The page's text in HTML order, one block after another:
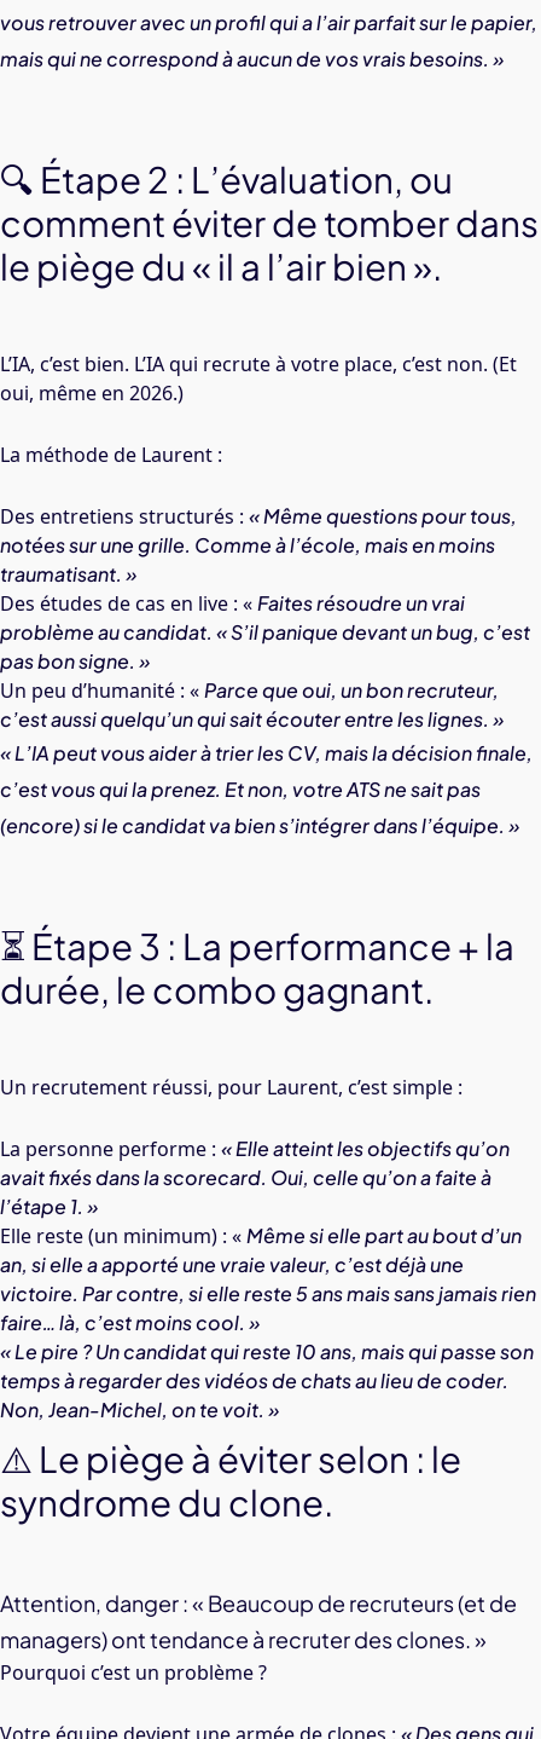
vous retrouver avec un profil qui a l’air parfait sur le papier,
mais qui ne correspond à aucun de vos vrais besoins. »
🔍 Étape 2 : L’évaluation, ou
comment éviter de tomber dans
le piège du « il a l’air bien ».
L’IA, c’est bien. L’IA qui recrute à votre place, c’est non. (Et
oui, même en 2026.)
La méthode de Laurent :
Des entretiens structurés : « Même questions pour tous,
notées sur une grille. Comme à l’école, mais en moins
traumatisant. »
Des études de cas en live : « Faites résoudre un vrai
problème au candidat. « S’il panique devant un bug, c’est
pas bon signe. »
Un peu d’humanité : « Parce que oui, un bon recruteur,
c’est aussi quelqu’un qui sait écouter entre les lignes. »
« L’IA peut vous aider à trier les CV, mais la décision finale,
c’est vous qui la prenez. Et non, votre ATS ne sait pas
(encore) si le candidat va bien s’intégrer dans l’équipe. »
⏳ Étape 3 : La performance + la
durée, le combo gagnant.
Un recrutement réussi, pour Laurent, c’est simple :
La personne performe : « Elle atteint les objectifs qu’on
avait fixés dans la scorecard. Oui, celle qu’on a faite à
l’étape 1. »
Elle reste (un minimum) : « Même si elle part au bout d’un
an, si elle a apporté une vraie valeur, c’est déjà une
victoire. Par contre, si elle reste 5 ans mais sans jamais rien
faire… là, c’est moins cool. »
« Le pire ? Un candidat qui reste 10 ans, mais qui passe son
temps à regarder des vidéos de chats au lieu de coder.
Non, Jean-Michel, on te voit. »
⚠️ Le piège à éviter selon : le
syndrome du clone.
Attention, danger : « Beaucoup de recruteurs (et de
managers) ont tendance à recruter des clones. »
Pourquoi c’est un problème ?
« Des gens qui